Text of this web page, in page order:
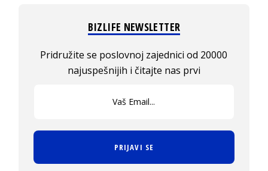
BIZLIFE NEWSLETTER
Pridružite se poslovnoj zajednici od 20000
najuspešnijih i čitajte nas prvi
PRIJAVI SE